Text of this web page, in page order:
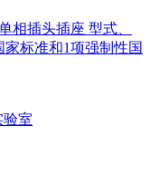
相插头插座 型式、
标准和1项强制性国
验室